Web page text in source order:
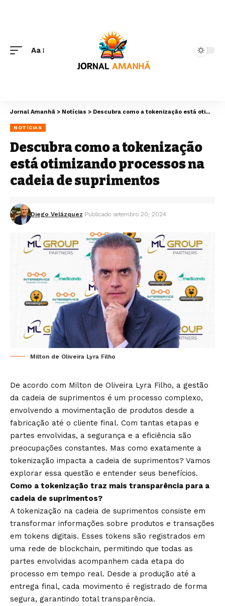
Aa
Jornal Amanhã > Notícias > Descubra como a tokenização está otimizando processos na cadeia de suprimentos
NOTÍCIAS
Descubra como a tokenização
está otimizando processos na
cadeia de suprimentos
Diego Velázquez Publicado setembro 20, 2024
Milton de Oliveira Lyra Filho
De acordo com Milton de Oliveira Lyra Filho, a gestão
da cadeia de suprimentos é um processo complexo,
envolvendo a movimentação de produtos desde a
fabricação até o cliente final. Com tantas etapas e
partes envolvidas, a segurança e a eficiência são
preocupações constantes. Mas como exatamente a
tokenização impacta a cadeia de suprimentos? Vamos
explorar essa questão e entender seus benefícios.
Como a tokenização traz mais transparência para a
cadeia de suprimentos?
A tokenização na cadeia de suprimentos consiste em
transformar informações sobre produtos e transações
em tokens digitais. Esses tokens são registrados em
uma rede de blockchain, permitindo que todas as
partes envolvidas acompanhem cada etapa do
processo em tempo real. Desde a produção até a
entrega final, cada movimento é registrado de forma
segura, garantindo total transparência.